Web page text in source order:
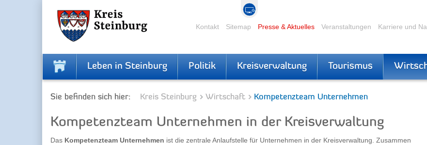
Kontakt Sitemap Presse & Aktuelles Veranstaltungen Karriere und
Leben in Steinburg Politik Kreisverwaltung Tourismus
Sie befinden sich hier: Kreis Steinburg Wirtschaft Kompetenzteam Unternehmen
Kompetenzteam Unternehmen in der Kreisverwaltung
Das Kompetenzteam Unternehmen ist die zentrale Anlaufstelle für Unternehmen in der Kreisverwaltung. Zusammen